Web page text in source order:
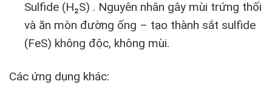
Sulfide (H₂S) . Nguyên nhân gây mùi trứng thối
và ăn mòn đường ống – tạo thành sắt sulfide
(FeS) không độc, không mùi.
Các ứng dụng khác: